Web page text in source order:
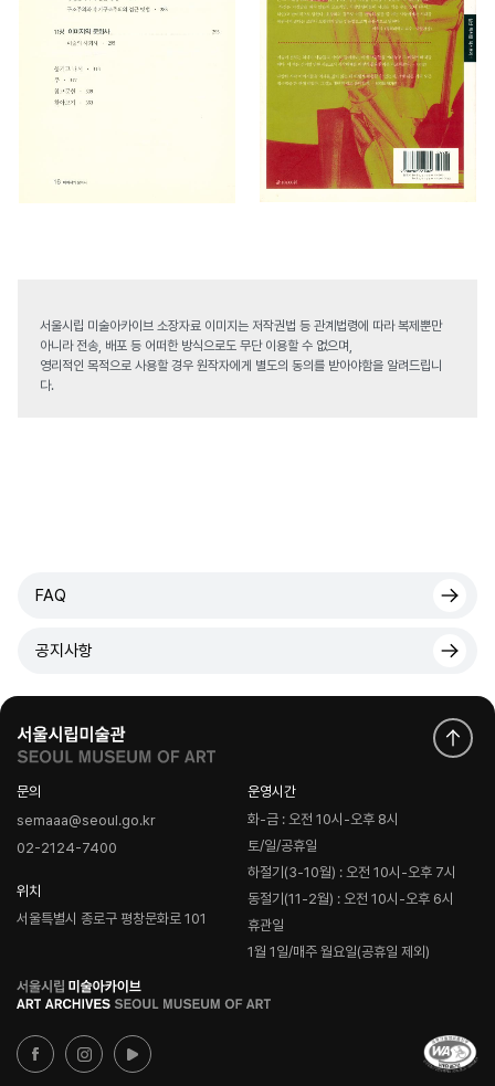
서울시립 미술아카이브 소장자료 이미지는 저작권법 등 관계법령에 따라 복제뿐만
아니라 전송, 배포 등 어떠한 방식으로도 무단 이용할 수 없으며,
영리적인 목적으로 사용할 경우 원작자에게 별도의 동의를 받아야함을 알려드립니
다.
FAQ
공지사항
문의
semaaa@seoul.go.kr
02-2124-7400
위치
서울특별시 종로구 평창문화로 101
운영시간
화-금 : 오전 10시-오후 8시
토/일/공휴일
하절기(3-10월) : 오전 10시-오후 7시
동절기(11-2월) : 오전 10시-오후 6시
휴관일
1월 1일/매주 월요일(공휴일 제외)
로
고